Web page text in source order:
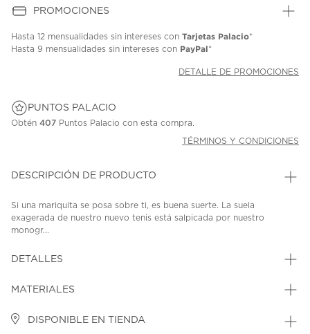
PROMOCIONES
Hasta 12 mensualidades sin intereses con Tarjetas Palacio*
Hasta 9 mensualidades sin intereses con PayPal*
DETALLE DE PROMOCIONES
PUNTOS PALACIO
Obtén 407 Puntos Palacio con esta compra.
TÉRMINOS Y CONDICIONES
DESCRIPCIÓN DE PRODUCTO
Si una mariquita se posa sobre ti, es buena suerte. La suela
exagerada de nuestro nuevo tenis está salpicada por nuestro
monogr...
DETALLES
MATERIALES
DISPONIBLE EN TIENDA